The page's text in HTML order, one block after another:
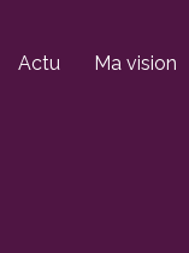
Actu Ma vision